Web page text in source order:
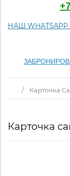
НАШ WHATSAPP
/ Карточка
Карточка